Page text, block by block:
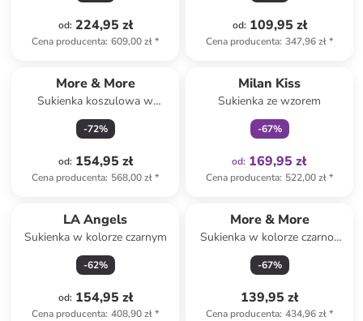
od: 224,95 zł
Cena producenta: 609,00 zł*
od: 109,95 zł
Cena producenta: 347,96 zł*
More & More
Sukienka koszulowa w
kolorze kremowo-oliwkowym
-72%
od: 154,95 zł
Cena producenta: 568,00 zł*
Milan Kiss
Sukienka ze wzorem
-67%
od: 169,95 zł
Cena producenta: 522,00 zł*
LA Angels
Sukienka w kolorze czarnym
-62%
od: 154,95 zł
Cena producenta: 408,90 zł*
More & More
Sukienka w kolorze czarno-
białym
-67%
139,95 zł
Cena producenta: 434,96 zł*